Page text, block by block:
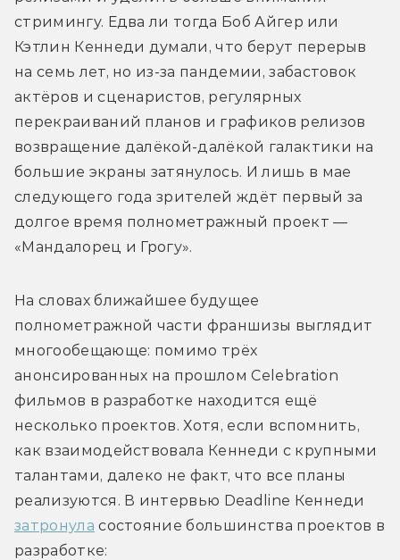
стримингу. Едва ли тогда Боб Айгер или
Кэтлин Кеннеди думали, что берут перерыв
на семь лет, но из-за пандемии, забастовок
актёров и сценаристов, регулярных
перекраиваний планов и графиков релизов
возвращение далёкой-далёкой галактики на
большие экраны затянулось. И лишь в мае
следующего года зрителей ждёт первый за
долгое время полнометражный проект —
«Мандалорец и Грогу».
На словах ближайшее будущее
полнометражной части франшизы выглядит
многообещающе: помимо трёх
анонсированных на прошлом Celebration
фильмов в разработке находится ещё
несколько проектов. Хотя, если вспомнить,
как взаимодействовала Кеннеди с крупными
талантами, далеко не факт, что все планы
затронула состояние большинства проектов в
разработке: